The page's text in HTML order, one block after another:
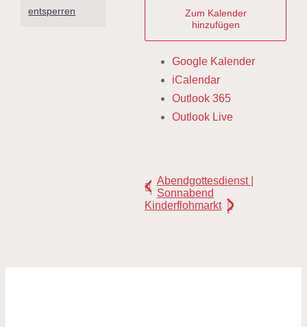
Zum Kalender
hinzufügen
Google Kalender
iCalendar
Outlook 365
Outlook Live
Abendgottesdienst |
Sonnabend
Kinderflohmarkt
entsperren